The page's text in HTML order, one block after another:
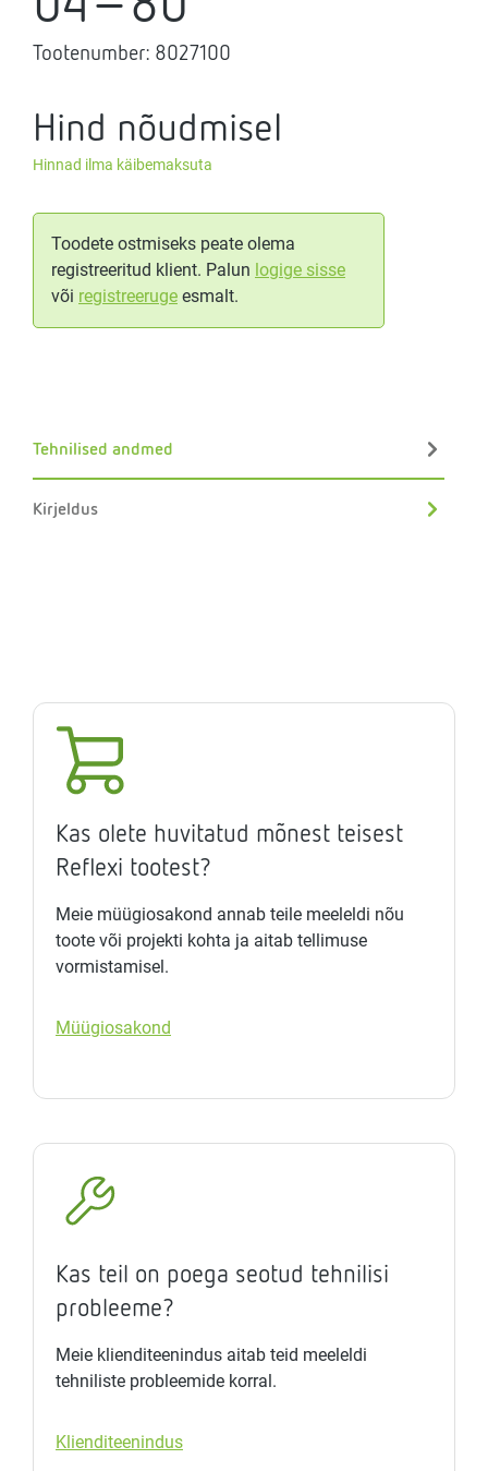
Tootenumber: 8027100
Hind nõudmisel
Hinnad ilma käibemaksuta
Toodete ostmiseks peate olema
registreeritud klient. Palun logige sisse
või registreeruge esmalt.
Tehnilised andmed
Kirjeldus
Kas olete huvitatud mõnest teisest
Reflexi tootest?
Meie müügiosakond annab teile meeleldi nõu
toote või projekti kohta ja aitab tellimuse
vormistamisel.
Müügiosakond
Kas teil on poega seotud tehnilisi
probleeme?
Meie klienditeenindus aitab teid meeleldi
tehniliste probleemide korral.
Klienditeenindus